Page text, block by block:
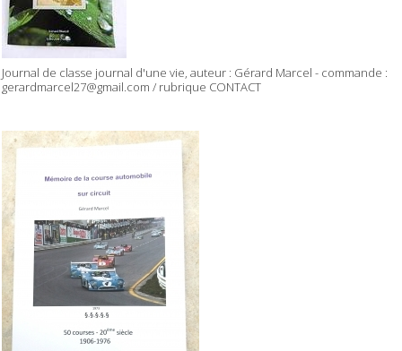
Journal de classe journal d'une vie, auteur : Gérard Marcel - commande :
gerardmarcel27@gmail.com / rubrique CONTACT